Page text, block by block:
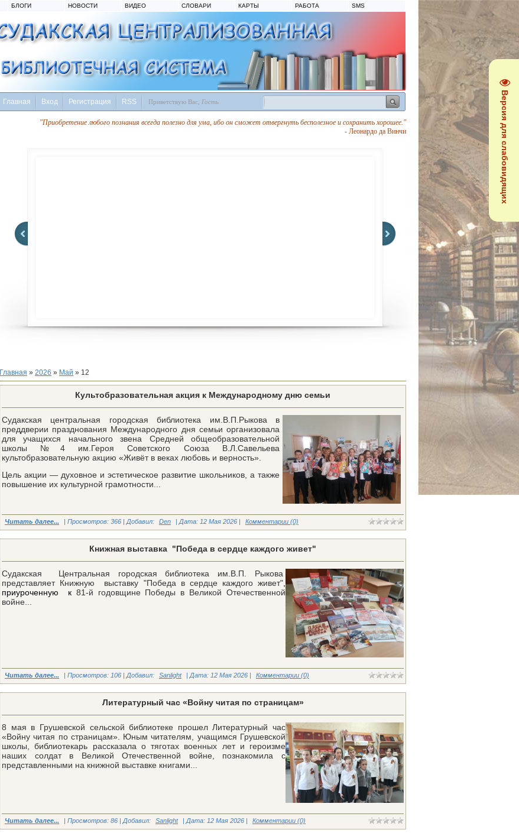
Версия для слабовидящих
БЛОГИ НОВОСТИ ВИДЕО СЛОВАРИ КАРТЫ РАБОТА SMS
Главная Вход Регистрация RSS Приветствую Вас Гость
"Приобретение любого познания всегда полезно для ума, ибо он сможет отвергнуть бесполезное и сохранить хорошее."
- Леонардо да Винчи
Главная » 2026 » Май » 12
Культобразовательная акция к Международному дню семьи
Судакская центральная городская библиотека им.В.П.Рыкова в
преддверии празднования Международного дня семьи организовала
для учащихся начального звена Средней общеобразовательной
школы №4 им.Героя Советского Союза В.Л.Савельева
культобразовательную акцию «Живёт в веках любовь и верность».
Цель акции — духовное и эстетическое развитие школьников, а также
повышение их культурной грамотности...
Читать далее... | Просмотров: 366 | Добавил: Den | Дата: 12 Мая 2026 | Комментарии (0)
Книжная выставка "Победа в сердце каждого живет"
Судакская Центральная городская библиотека им.В.П. Рыкова
представляет Книжную выставку "Победа в сердце каждого живет"
приуроченную к 81-й годовщине Победы в Великой Отечественной
войне...
Читать далее... | Просмотров: 106 | Добавил: Sanlight | Дата: 12 Мая 2026 | Комментарии (0)
Литературный час «Войну читая по страницам»
8 мая в Грушевской сельской библиотеке прошел Литературный час
«Войну читая по страницам». Юным читателям, учащимся Грушевской
школы, библиотекарь рассказала о тяготах военных лет и героизме
наших солдат в Великой Отечественной войне, познакомила с
представленными на книжной выставке книгами...
Читать далее... | Просмотров: 86 | Добавил: Sanlight | Дата: 12 Мая 2026 | Комментарии (0)